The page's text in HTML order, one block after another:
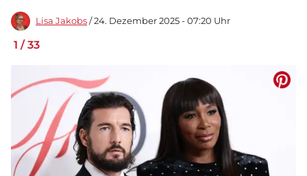
Lisa Jakobs / 24. Dezember 2025 - 07:20 Uhr
1 /33